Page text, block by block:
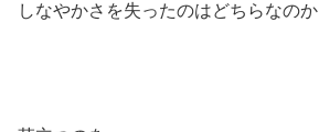
しなやかさを失ったのはどちらなのか